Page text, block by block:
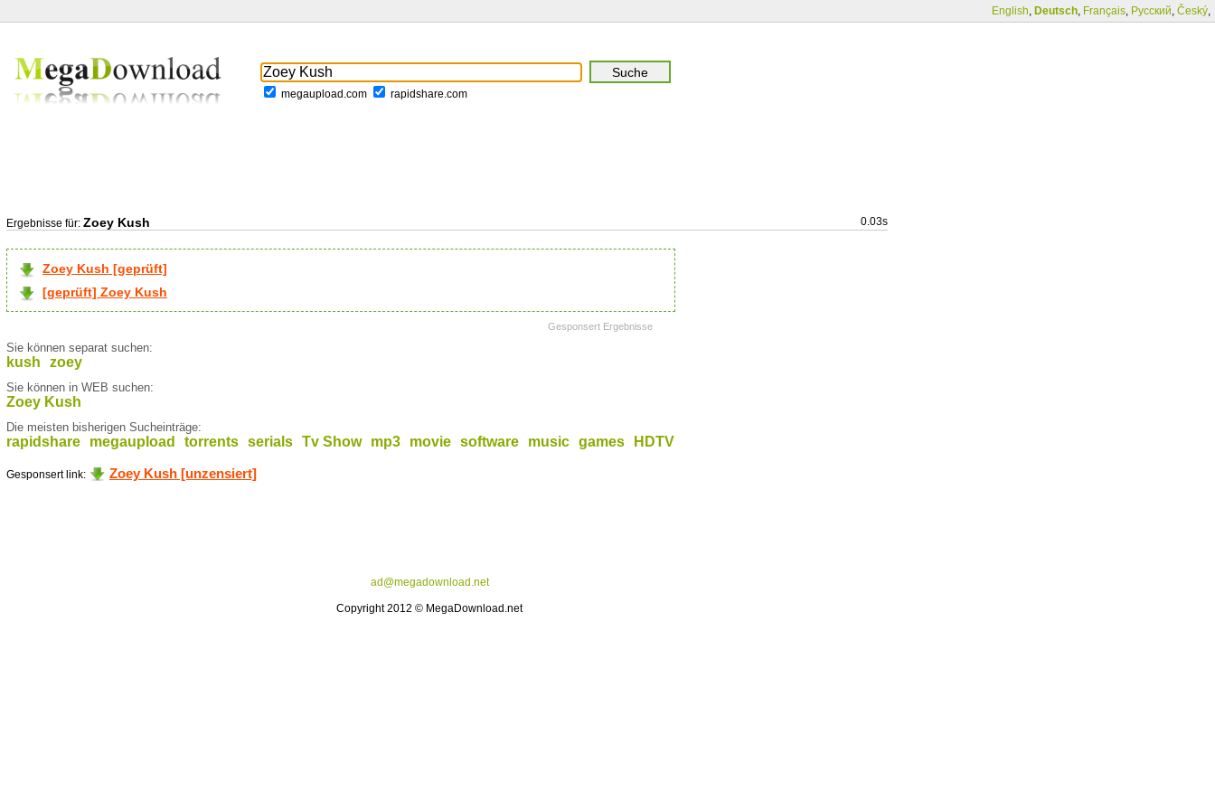
English, Deutsch, Français, Русский, Český,
megaupload.com rapidshare.com
Ergebnisse für: Zoey Kush 0.03s
Zoey Kush [geprüft]
[geprüft] Zoey Kush
Gesponsert Ergebnisse
Sie können separat suchen:
kush zoey
Sie können in WEB suchen:
Zoey Kush
Die meisten bisherigen Sucheinträge:
rapidshare megaupload torrents serials Tv Show mp3 movie software music games HDTV
Gesponsert link: Zoey Kush [unzensiert]
ad@megadownload.net
Copyright 2012 © MegaDownload.net